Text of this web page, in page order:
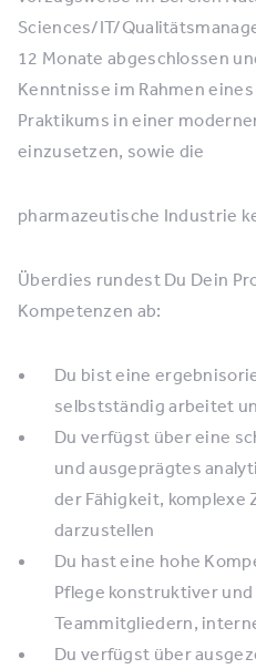
Sciences/IT/
12 Monate abgeschlossen
Kenntnisse im Rahmen
Praktikums in einer
einzusetzen, sowie die
pharmazeutische Industrie
Überdies rundest Du Dein
Kompetenzen ab:
Du bist eine
selbstständig arbeitet
Du verfügst über eine
und ausgeprägtes
der Fähigkeit, komplexe
darzustellen
Du hast eine hohe
Pflege konstruktiver
Teammitgliedern,
Du verfügst über